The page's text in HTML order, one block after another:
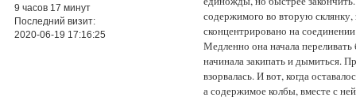
9 часов 17 минут
Последний визит:
2020-06-19 17:16:25
содержимого во вторую склянку,
сконцентрировано на
Медленно она начала
начинала закипать и дымиться.
взорвалась. И вот, когда
а содержимое колбы, вместе с